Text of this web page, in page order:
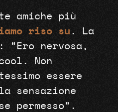
amiche più
riso su . La
“Ero nervosa,
Non
essere
sensazione
permesso”.